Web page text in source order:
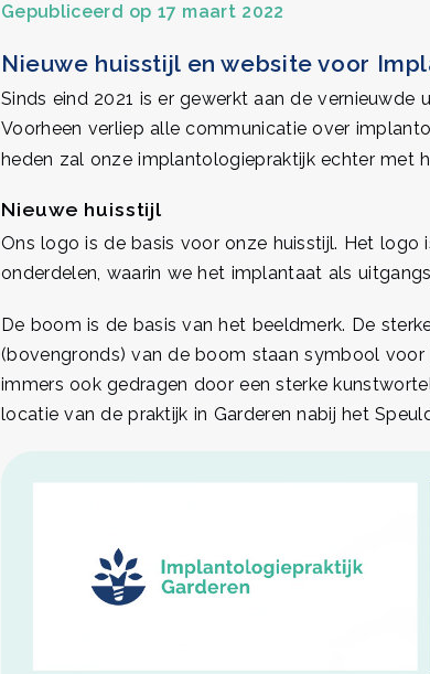
Gepubliceerd op 17 maart 2022
Nieuwe huisstijl en website voor
Sinds eind 2021 is er gewerkt aan de
Voorheen verliep alle communicatie over
heden zal onze implantologiepraktijk echter met
Nieuwe huisstijl
Ons logo is de basis voor onze huisstijl. Het
onderdelen, waarin we het implantaat als
De boom is de basis van het beeldmerk. De
(bovengronds) van de boom staan symbool
immers ook gedragen door een sterke
locatie van de praktijk in Garderen nabij het